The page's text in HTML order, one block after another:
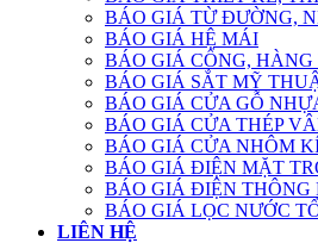
BÁO GIÁ TỪ ĐƯỜNG,
BÁO GIÁ HỆ MÁI
BÁO GIÁ CỔNG,
BÁO GIÁ SẮT MỸ
BÁO GIÁ CỬA GỖ
BÁO GIÁ CỬA THÉP
BÁO GIÁ CỬA NHÔM
BÁO GIÁ ĐIỆN MẶT
BÁO GIÁ ĐIỆN THÔNG
BÁO GIÁ LỌC NƯỚC
LIÊN HỆ